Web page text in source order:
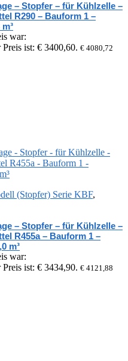
– Stopfer – für Kühlzelle –
R290 – Bauform 1 –
war:
ist: € 3400,60. € 4080,72
(Stopfer) Serie KBF,
– Stopfer – für Kühlzelle –
R455a – Bauform 1 –
m³
war:
ist: € 3434,90. € 4121,88